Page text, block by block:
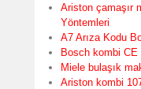
Ariston çamaşır
Yöntemleri
A7 Arıza Kodu
Bosch kombi CE
Miele bulaşık
Ariston kombi